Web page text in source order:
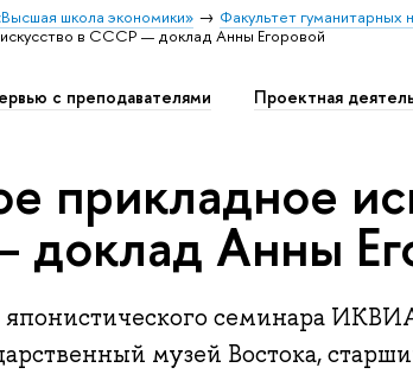
школа экономики» Факультет гуманитарных
в СССР — доклад Анны Егоровой
с преподавателями Проектная
прикладное
Анны
японистического семинара
музей Востока,